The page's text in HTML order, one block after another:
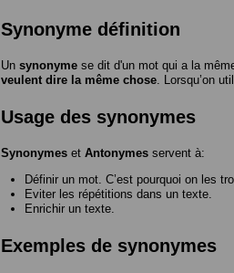
Synonyme définition
Un synonyme se dit d'un mot qui a la
veulent dire la même chose . Lorsqu’on
Usage des synonymes
Synonymes et Antonymes servent à:
Définir un mot. C’est pourquoi on les
Eviter les répétitions dans un texte.
Enrichir un texte.
Exemples de synonymes